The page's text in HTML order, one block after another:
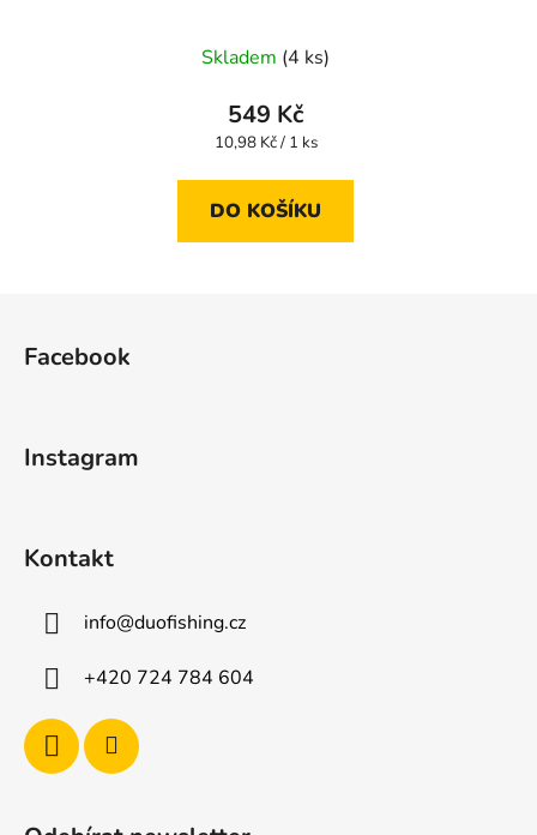
Skladem (4 ks)
549 Kč
Měrná
10,98 Kč / 1 ks
DO KOŠÍKU
Facebook
Instagram
Kontakt
info@duofishing.cz
+420 724 784 604